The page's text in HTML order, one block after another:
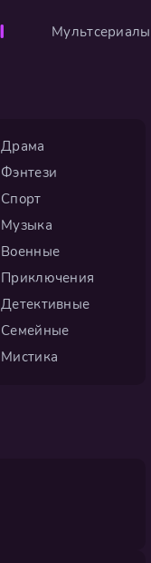
Мультсериалы
Драма
Фэнтези
Спорт
Музыка
Военные
Приключения
Детективные
Семейные
Мистика